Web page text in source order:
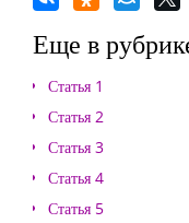
Еще в
Статья 1
Статья 2
Статья 3
Статья 4
Статья 5